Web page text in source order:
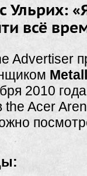
Ульрих:
всё
Advertiser
2010
the Acer